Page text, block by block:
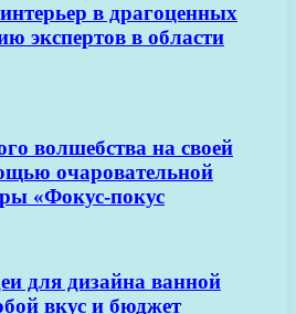
в драгоценных
экспертов в области
волшебства на своей
очаровательной
«Фокус-покус
для дизайна ванной
вкус и бюджет